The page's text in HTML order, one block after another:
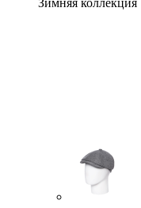
Зимняя коллекция